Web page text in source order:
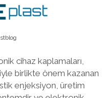
cihaz kaplamaları,
birlikte önem kazanan
enjeksiyon, üretim